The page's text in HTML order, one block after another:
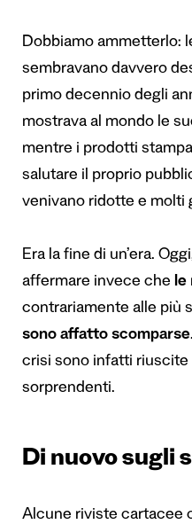
Dobbiamo ammetterlo:
sembravano davvero
primo decennio degli
mostrava al mondo le
mentre i prodotti
salutare il proprio
venivano ridotte e molti
Era la fine di un’era.
affermare invece che le
contrariamente alle più
sono affatto scomparse
crisi sono infatti
sorprendenti.
Di nuovo sugli
Alcune riviste cartacee